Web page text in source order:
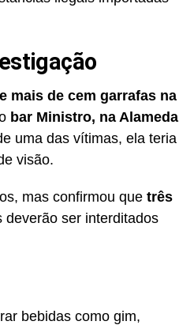
mais de cem garrafas na
bar Ministro, na Alameda
uma das vítimas, ela teria
visão.
mas confirmou que três
deverão ser interditados
bebidas como gim,